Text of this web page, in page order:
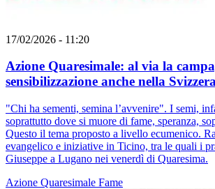
17/02/2026 - 11:20
Azione Quaresimale: al via la
sensibilizzazione anche nella
"Chi ha sementi, semina l’avvenire". I semi,
soprattutto dove si muore di fame, speranza,
Questo il tema proposto a livello ecumenico.
evangelico e iniziative in Ticino, tra le quali i
Giuseppe a Lugano nei venerdì di Quaresima.
Azione Quaresimale Fame